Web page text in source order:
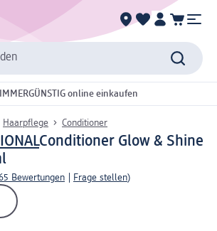
IMMERGÜNSTIG online einkaufen
Haarpflege Conditioner
Conditioner Glow & Shine
Bewertungen Frage stellen)